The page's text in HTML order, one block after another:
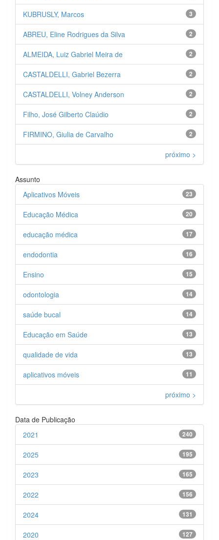
3
KUBRUSLY, Marcos
2
ABREU, Eline Rodrigues da Silva
2
ALMEIDA, Luiz Gabriel Meira de
2
CASTALDELLI, Gabriel Bezerra
2
CASTALDELLI, Volney Anderson
2
Filho, José Gilberto Claúdio
2
FIRMINO, Giulia de Carvalho
próximo >
Assunto
23
Aplicativos Móveis
20
Educação Médica
17
educação médica
16
endodontia
15
Ensino
14
odontologia
14
saúde bucal
13
Educação em Saúde
13
qualidade de vida
11
aplicativos móveis
próximo >
Data de Publicação
240
2021
195
2025
165
2023
156
2022
131
2024
127
2020